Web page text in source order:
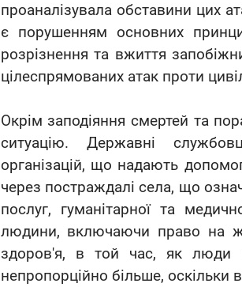
проаналізувала обставини цих
є порушенням основних
розрізнення та вжиття
цілеспрямованих атак проти
Окрім заподіяння смертей та
ситуацію. Державні
організацій, що надають
через постраждалі села, що
послуг, гуманітарної та
людини, включаючи право на
здоров'я, в той час, як люди
непропорційно більше,